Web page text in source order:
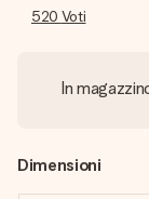
520 Voti
In
Dimensioni